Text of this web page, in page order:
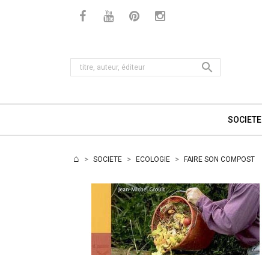

SOCIETE
SOCIETE ECOLOGIE FAIRE SON COMPOST